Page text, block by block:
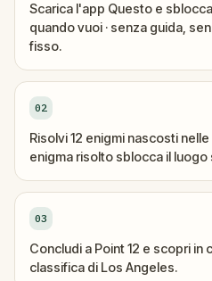
Scarica l'app Questo e
quando vuoi · senza guida,
fisso.
02
Risolvi 12 enigmi nascosti
enigma risolto sblocca il
03
Concludi a Point 12 e scopri in
classifica di Los Angeles.